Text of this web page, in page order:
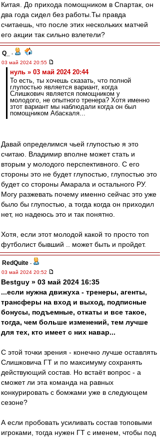
Китая. До прихода помощником в Спартак, он
два года сидел без работы.Ты правда
считаешь, что после этих нескольких матчей
его акции так сильно взлетели?
Q_
-
03 май 2024 20:55
нуль » 03 май 2024 20:44
То есть, ты хочешь сказать, что полной
глупостью является вариант, когда
Слишкович является помощником у
молодого, не опытного тренера? Хотя именно
зтот вариант мы наблюдали когда он был
помощником Абаскаля...
Давай определимся чьей глупостью я это
считаю. Владимир вполне может стать и
вторым у молодого перспективного. С его
стороны это не будет глупостью, глупостью это
будет со стороны Амарала и остального РУ.
Могу разжевать почему именно сейчас это уже
было бы глупостью, а тогда когда он приходил
нет, но надеюсь это и так понятно.
Хотя, если этот молодой какой то просто топ
футболист бывший .. может быть и пройдет.
RedQuite -
03 май 2024 20:52
Bestguy » 03 май 2024 16:35
...если нужна движуха - тренеры, агенты,
трансферы на вход и выход, подписные
бонусы, подъемные, откаты и все такое,
тогда, чем больше изменений, тем лучше
для тех, кто имеет с них навар...
С этой точки зрения - конечно лучше оставлять
Слишковича ГТ и по максимуму сохранять
действующий состав. Но встаёт вопрос - а
сможет ли эта команда на равных
конкурировать с бомжами уже в следующем
сезоне?
А если пробовать усиливать состав топовыми
игроками, тогда нужен ГТ с именем, чтобы под